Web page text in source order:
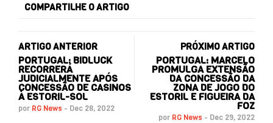
COMPARTILHE O ARTIGO
ARTIGO ANTERIOR
PORTUGAL: BIDLUCK
RECORRERÁ
JUDICIALMENTE APÓS
CONCESSÃO DE CASINOS
À ESTORIL-SOL
por RG News - Dec 28, 2022
PRÓXIMO ARTIGO
PORTUGAL: MARCELO
PROMULGA EXTENSÃO
DA CONCESSÃO DA
ZONA DE JOGO DO
ESTORIL E FIGUEIRA DA
FOZ
por RG News - Dec 29, 2022